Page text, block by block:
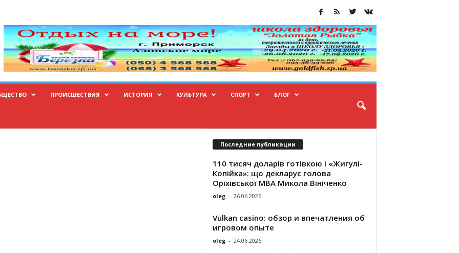
ПРОИСШЕСТВИЯ ИСТОРИЯ КУЛЬТУРА СПОРТ БЛОГ
Последние публикации
110 тисяч доларів готівкою і «Жигулі-
Копійка»: що декларує голова
Оріхівської МВА Микола Вініченко
oleg - 26.06.2026
Vulkan casino: обзор и впечатления об
игровом опыте
oleg - 24.06.2026